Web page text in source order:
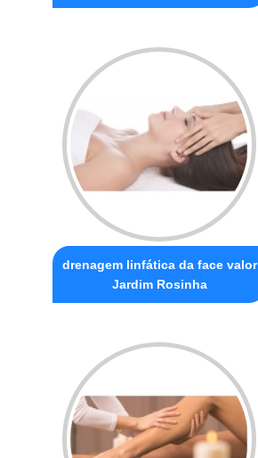
drenagem linfática da face valor
Jardim Rosinha